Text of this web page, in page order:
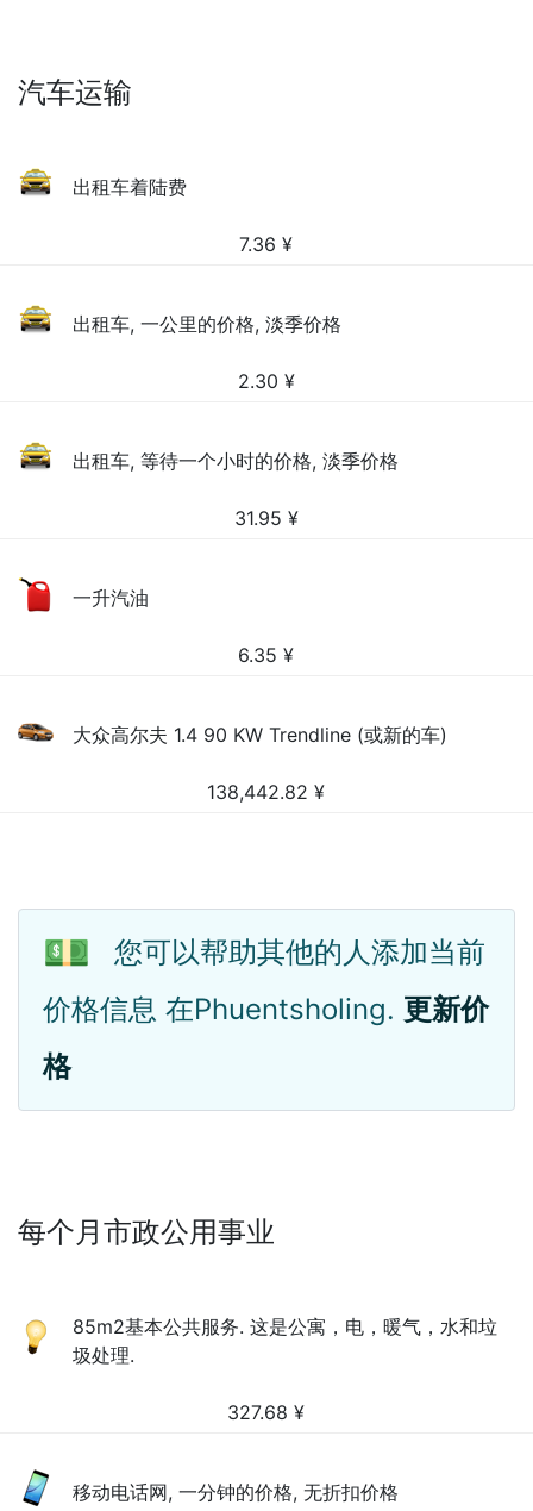
汽车运输
出租车着陆费
7.36 ¥
出租车, 一公里的价格, 淡季价格
2.30 ¥
出租车, 等待一个小时的价格, 淡季价格
31.95 ¥
一升汽油
6.35 ¥
大众高尔夫 1.4 90 KW Trendline (或新的车)
138,442.82 ¥
💵
您可以帮助其他的人添加当前
价格信息 在Phuentsholing. 更新价
格
每个月市政公用事业
85m2基本公共服务. 这是公寓，电，暖气，水和垃
圾处理.
327.68 ¥
移动电话网, 一分钟的价格, 无折扣价格